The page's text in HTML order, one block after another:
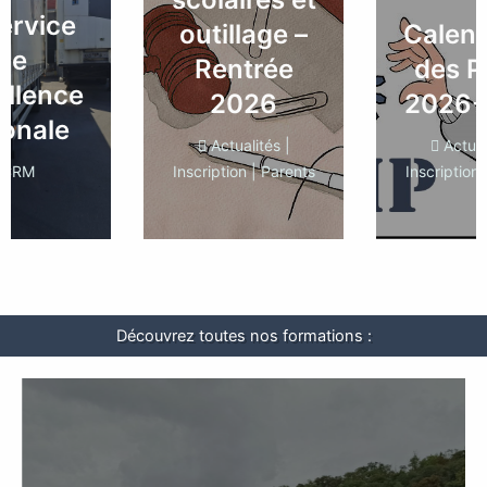
CRM
outillage –
Rentrée
2026
Actualités|
Inscription|Parents
des
Inscription
Découvrez toutes nos formations :
Conducteur routier